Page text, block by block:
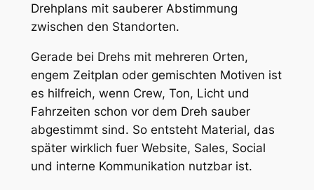
Drehplans mit sauberer Abstimmung
zwischen den Standorten.
Gerade bei Drehs mit mehreren Orten,
engem Zeitplan oder gemischten Motiven ist
es hilfreich, wenn Crew, Ton, Licht und
Fahrzeiten schon vor dem Dreh sauber
abgestimmt sind. So entsteht Material, das
später wirklich fuer Website, Sales, Social
und interne Kommunikation nutzbar ist.